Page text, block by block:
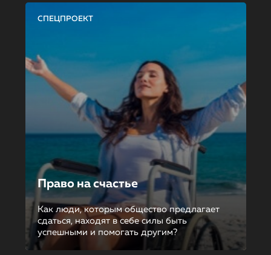
СПЕЦПРОЕКТ
Право на счастье
Как люди, которым общество предлагает
сдаться, находят в себе силы быть
успешными и помогать другим?